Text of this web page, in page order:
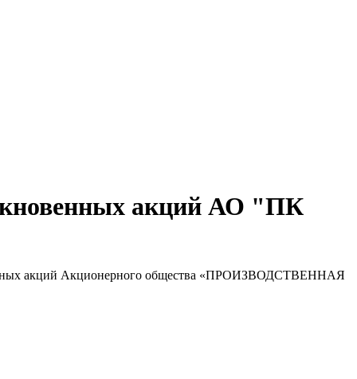
акций АО "ПК
акций Акционерного общества «ПРОИЗВОДСТВЕННАЯ